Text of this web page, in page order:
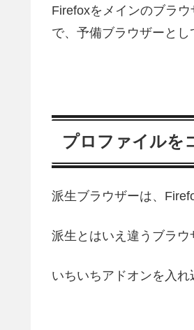
Firefoxをメインのブラ
で、予備ブラウザーとし
プロファイルを
派生ブラウザーは、
派生とはいえ違うブラウ
いちいちアドオンを入れ